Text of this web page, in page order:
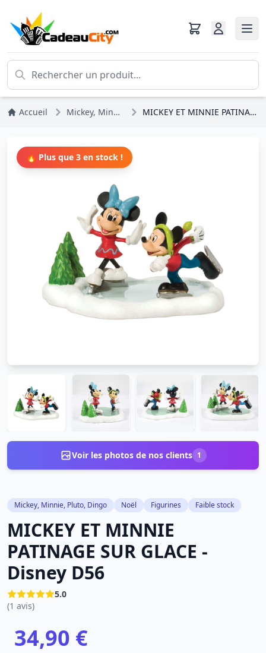
Accueil Mickey, Minnie, Pluto, Dingo MICKEY ET MINNIE PATINAGE SUR GLACE - Disney D56
🔥 Plus que 3 en stock !
Voir les photos de nos clients 1
Mickey, Minnie, Pluto, Dingo Noël Figurines Faible stock
MICKEY ET MINNIE
PATINAGE SUR GLACE -
Disney D56
5.0
(1 avis)
34,90 €